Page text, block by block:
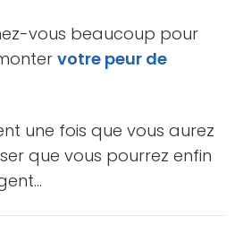
vous beaucoup pour
votre peur de
une fois que vous aurez
que vous pourrez enfin